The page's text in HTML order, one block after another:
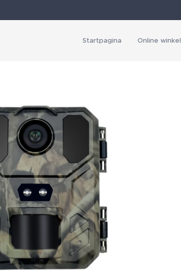
Startpagina Online winkel